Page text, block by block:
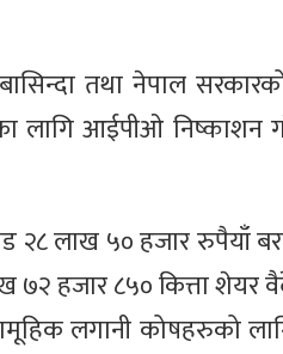
तथा नेपाल
लागि आईपीओ
लाख ५० हजार रुपैयाँ
हजार ८५० कित्ता शेयर
लगानी कोषहरुको